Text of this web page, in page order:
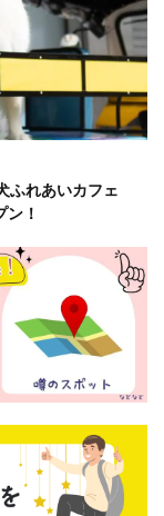
ふれあいカフェ
ン！